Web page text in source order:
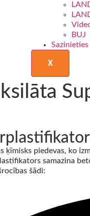
BUJ
X
piedevas, ko
samazina
šādi: